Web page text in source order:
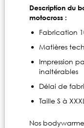
Description du
motocross :
Fabrication
Matières
Impression
inaltérables
Délai de
Taille S à
Nos